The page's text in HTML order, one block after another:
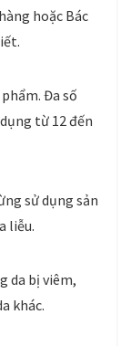
hoặc Bác
Đa số
từ 12 đến
sử dụng sản
liễu.
da bị viêm,
khác.